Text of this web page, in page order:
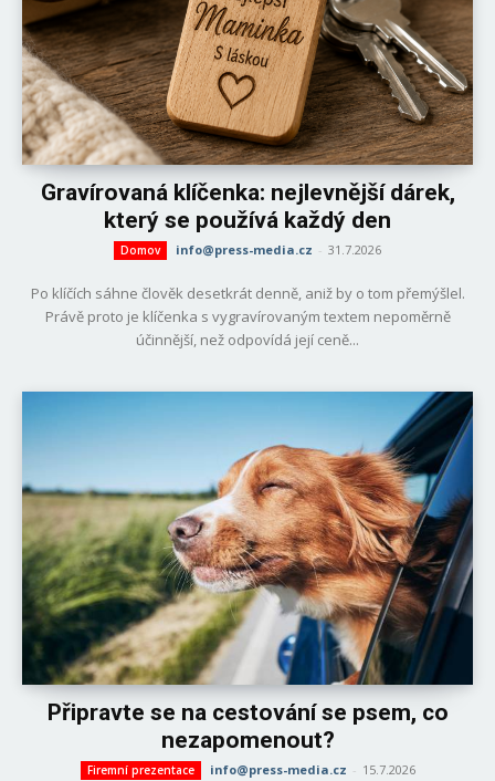
Gravírovaná klíčenka: nejlevnější dárek,
který se používá každý den
Domov info@press-media.cz - 31.7.2026
Po klíčích sáhne člověk desetkrát denně, aniž by o tom přemýšlel.
Právě proto je klíčenka s vygravírovaným textem nepoměrně
účinnější, než odpovídá její ceně...
Připravte se na cestování se psem, co
nezapomenout?
Firemní prezentace info@press-media.cz - 15.7.2026